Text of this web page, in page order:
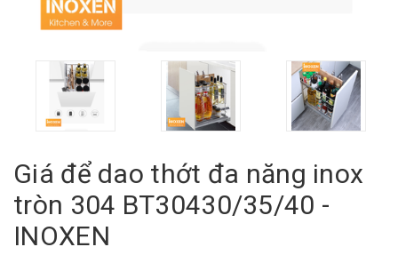
Giá để dao thớt đa năng inox
tròn 304 BT30430/35/40 -
INOXEN